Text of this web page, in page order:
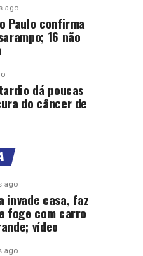
ago
Paulo confirma
16 não
dá poucas
do câncer de
ago
invade casa, faz
foge com carro
vídeo
ago